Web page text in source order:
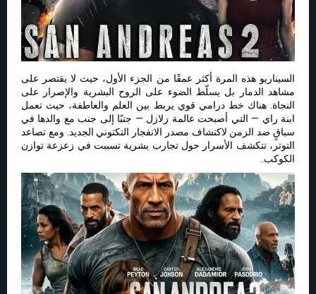
السيناريو هذه المرة أكثر عمقًا من الجزء الأول، حيث لا يقتصر على
مشاهد الدمار بل يسلّط الضوء على الروح البشرية والإصرار على
النجاة. هناك خط درامي قوي يربط بين العلم والعاطفة، حيث تعمل
ابنة راي — التي أصبحت عالمة زلازل — جنبًا إلى جنب مع والدها في
سباقٍ ضد الزمن لاكتشاف مصدر الانفجار التكتوني الجديد. ومع تصاعد
التوتر، تتكشف الأسرار حول تجارب بشرية تسببت في زعزعة توازن
الكوكب.